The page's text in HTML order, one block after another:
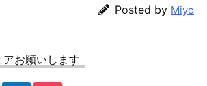
Posted by Miyo
お願いします